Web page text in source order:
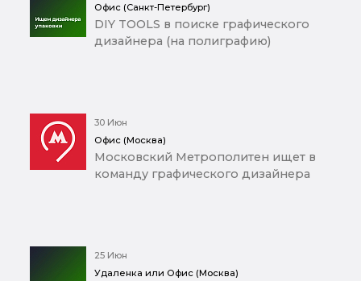
Офис (Санкт-Петербург)
DIY TOOLS в поиске графического
дизайнера (на полиграфию)
30 Июн
Офис (Москва)
Московский Метрополитен ищет в
команду графического дизайнера
25 Июн
Удаленка или Офис (Москва)